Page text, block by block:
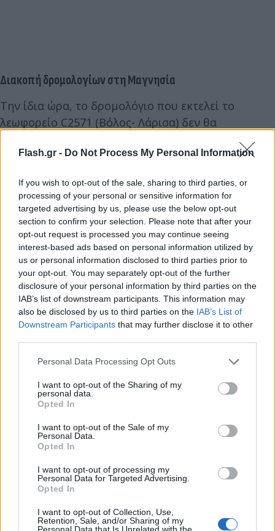
Flash.gr - Do Not Process My Personal Information
If you wish to opt-out of the sale, sharing to third parties, or
processing of your personal or sensitive information for
targeted advertising by us, please use the below opt-out
section to confirm your selection. Please note that after your
opt-out request is processed you may continue seeing
interest-based ads based on personal information utilized by
us or personal information disclosed to third parties prior to
your opt-out. You may separately opt-out of the further
disclosure of your personal information by third parties on the
IAB’s list of downstream participants. This information may
also be disclosed by us to third parties on the IAB’s List of
Downstream Participants that may further disclose it to other
Please note that this website/app uses one or more Google
not limited to your visit or usage behaviour. You may click to
grant or deny consent to Google and its third-party tags to
use your data for below specified purposes in below Google
consent section.
Personal Data Processing Opt Outs
I want to opt-out of the Sharing of my
personal data.
Opted In
I want to opt-out of the Sale of my
Personal Data.
Opted In
I want to opt-out of processing my
Personal Data for Targeted Advertising.
Opted In
I want to opt-out of Collection, Use,
Retention, Sale, and/or Sharing of my
Personal Data that Is Unrelated with the
Διακοπή δρομολογίων στη Μαγνησία
Την ίδια ώρα, το δρομολόγιο που εκτελεί το
λεωφορείο C2571 (Βόλος- Λάρισα) δεν θα
πραγματοποιηθεί μετά από εντολή της αστυνομίας
για διακοπή οδικής κυκλοφορίας, λόγω των
θα πραγματοποιηθούν τα δρομολόγια που
εκτελούν τα λεωφορεία C2572, C2573, C2574 στη
γραμμή Λάρισα – Βόλος – Λάρισα.
Διακοπή κυκλοφορίας
Την ίδια ώρα, έχει διακοπεί προσωρινά η
κυκλοφορία όλων των οχημάτων:
αμφότερα τα ρεύματα κυκλοφορίας (προς
Βόλο & προς Λάρισα).
στην Ε.Ο. Βόλου – Φαρσάλων από τη θέση
αμφότερα τα ρεύματα κυκλοφορίας (προς
Μικροθήβες & προς Βόλο).
Αποκλεισμένο το χωριό Παλαιοχώρι
Την ίδια ώρα, αποκλεισμένο είναι το χωριό